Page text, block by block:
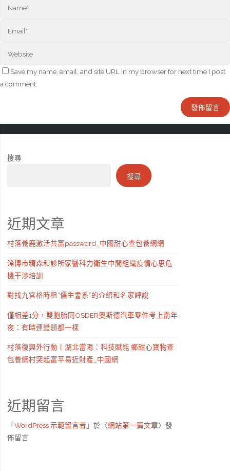
Save my name, email, and site URL in my browser for next time I post
a comment.
搜尋
搜尋
近期文章
村落養鹿激活共富password_中國甜心查包養網網
淄博市精森和診所家醫科力衛生中間組織疫情心思危
機干涉培訓
對找九宮格時租“儒生書系”的介紹和名家評說
僅相差1分，雙胞胎同OSDER奧斯德汽車零件考上南年
夜：有時連錯題都一樣
村落復興外行動丨湖北當陽：科技賦能 鄉甜心寶物查
包養網村突起富平易近財產_中國網
近期留言
「WordPress 示範留言者 」於〈網站第一篇文章〉發
佈留言